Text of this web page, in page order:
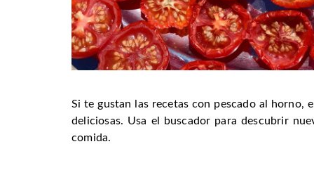
Si te gustan las recetas con pescado al horno,
deliciosas. Usa el buscador para descubrir
comida.